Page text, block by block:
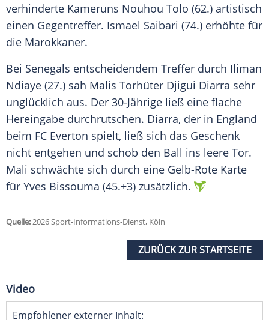
verhinderte Kameruns Nouhou Tolo (62.) artistisch
einen Gegentreffer. Ismael Saibari (74.) erhöhte für
die Marokkaner.
Bei Senegals entscheidendem Treffer durch Iliman
Ndiaye (27.) sah Malis Torhüter Djigui Diarra sehr
unglücklich aus. Der 30-Jährige ließ eine flache
Hereingabe durchrutschen. Diarra, der in England
beim FC Everton spielt, ließ sich das Geschenk
nicht entgehen und schob den Ball ins leere Tor.
Mali schwächte sich durch eine Gelb-Rote Karte
für Yves Bissouma (45.+3) zusätzlich.
Quelle:2026 Sport-Informations-Dienst, Köln
ZURÜCK ZUR STARTSEITE
Video
Empfohlener externer Inhalt: